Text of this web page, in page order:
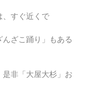
、すぐ近くで
ざこ踊り」もある
是非「大屋大杉」お